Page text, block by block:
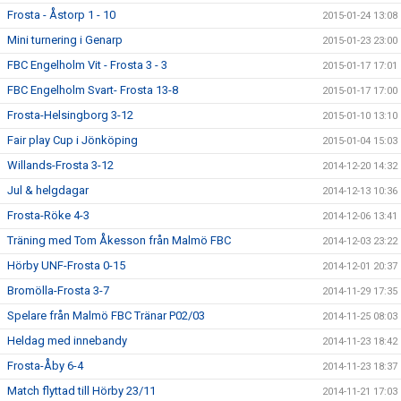
Frosta - Åstorp 1 - 10 2015-01-24 13:08
Mini turnering i Genarp 2015-01-23 23:00
FBC Engelholm Vit - Frosta 3 - 3 2015-01-17 17:01
FBC Engelholm Svart- Frosta 13-8 2015-01-17 17:00
Frosta-Helsingborg 3-12 2015-01-10 13:10
Fair play Cup i Jönköping 2015-01-04 15:03
Willands-Frosta 3-12 2014-12-20 14:32
Jul & helgdagar 2014-12-13 10:36
Frosta-Röke 4-3 2014-12-06 13:41
Träning med Tom Åkesson från Malmö FBC 2014-12-03 23:22
Hörby UNF-Frosta 0-15 2014-12-01 20:37
Bromölla-Frosta 3-7 2014-11-29 17:35
Spelare från Malmö FBC Tränar P02/03 2014-11-25 08:03
Heldag med innebandy 2014-11-23 18:42
Frosta-Åby 6-4 2014-11-23 18:37
Match flyttad till Hörby 23/11 2014-11-21 17:03